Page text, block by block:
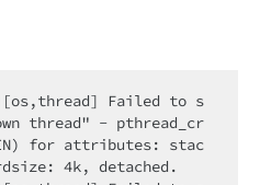
Failed to s
thread" - pthread_cr
for attributes: stac
4k, detached.